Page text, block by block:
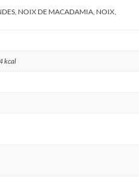
NOIX DE MACADAMIA, NOIX,
kcal